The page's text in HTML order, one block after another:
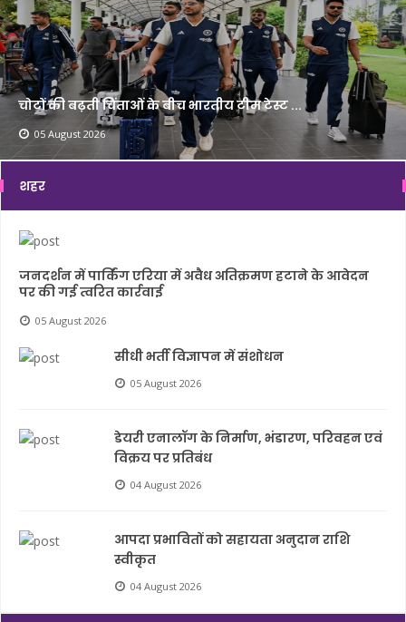
चोटों की बढ़ती चिंताओं के बीच भारतीय टीम टेस्ट ...
05 August 2026
शहर
जनदर्शन में पार्किंग एरिया में अवैध अतिक्रमण हटाने के आवेदन
पर की गई त्वरित कार्रवाई
05 August 2026
सीधी भर्ती विज्ञापन में संशोधन
05 August 2026
डेयरी एनालॉग के निर्माण, भंडारण, परिवहन एवं
विक्रय पर प्रतिबंध
04 August 2026
आपदा प्रभावितों को सहायता अनुदान राशि
स्वीकृत
04 August 2026